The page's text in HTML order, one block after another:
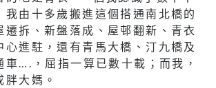
我由十多歲搬進這個搭通南北橋的
遷拆、新盤落成、屋邨翻新、青衣
心進駐，還有青馬大橋、汀九橋及
車….，屈指一算已數十載；而我，
大媽。